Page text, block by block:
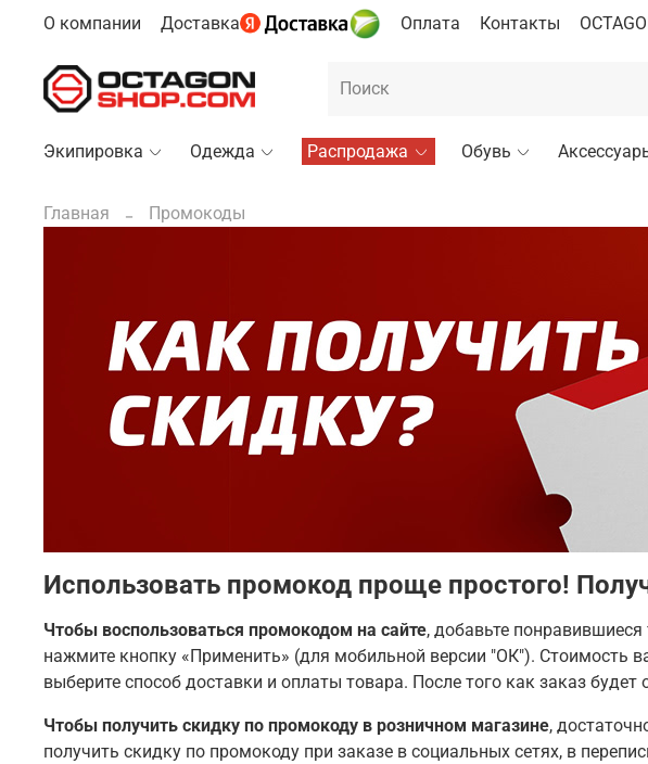
О компании Доставка Оплата Контакты
Экипировка Одежда Распродажа Обувь
Главная Промокоды
Использовать промокод проще простого!
Чтобы воспользоваться промокодом на сайте, добавьте
нажмите кнопку «Применить» (для мобильной версии "ОК"). Стоимость
выберите способ доставки и оплаты товара. После того как заказ
Чтобы получить скидку по промокоду в розничном магазине,
получить скидку по промокоду при заказе в социальных сетях, в